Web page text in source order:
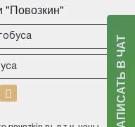
"Повозкин"
НАПИСАТЬ В ЧАТ